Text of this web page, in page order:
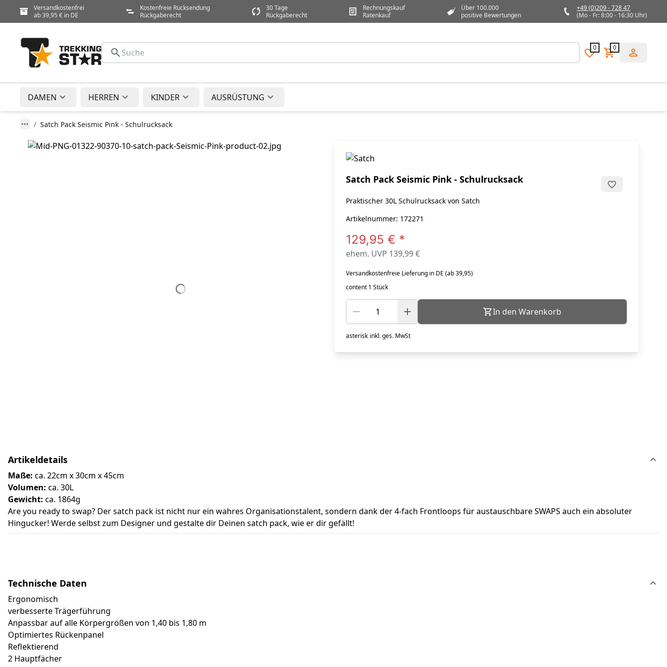
Versandkostenfrei
ab 39,95 € in DE
Kostenfreie Rücksendung
Rückgaberecht
30 Tage
Rückgaberecht
Rechnungskauf
Ratenkauf
Über 100.000
positive Bewertungen
+49 (0)209 - 728 47
(Mo - Fr: 8:00 - 16:30 Uhr)
0 0
DAMEN HERREN KINDER AUSRÜSTUNG
Satch Pack Seismic Pink - Schulrucksack
Satch Pack Seismic Pink - Schulrucksack
Praktischer 30L Schulrucksack von Satch
Artikelnummer: 172271
129,95 € *
ehem. UVP 139,99 €
Versandkostenfreie Lieferung in DE (ab 39,95)
content 1 Stück
In den Warenkorb
asterisk inkl. ges. MwSt
Artikeldetails
Maße: ca. 22cm x 30cm x 45cm
Volumen: ca. 30L
Gewicht: ca. 1864g
Are you ready to swap? Der satch pack ist nicht nur ein wahres Organisationstalent, sondern dank der 4-fach Frontloops für austauschbare SWAPS auch ein absoluter
Hingucker! Werde selbst zum Designer und gestalte dir Deinen satch pack, wie er dir gefällt!
Technische Daten
Ergonomisch
verbesserte Trägerführung
Anpassbar auf alle Körpergrößen von 1,40 bis 1,80 m
Optimiertes Rückenpanel
Reflektierend
2 Hauptfächer